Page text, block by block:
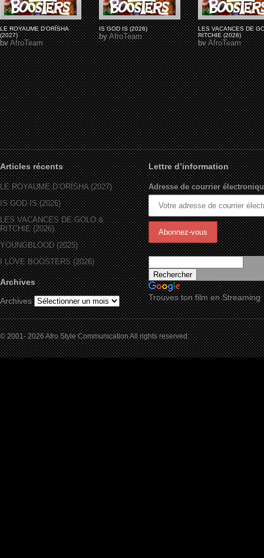
LE ROYAUME D'ORÏSHA
(2027)
byAfroTeam
IS GOD IS (2026)
byAfroTeam
LES VACANCES DE
RITCHIE (2026)
byAfroTeam
Articles récents
LE ROYAUME D’ORÏSHA (2027)
IS GOD IS (2026)
LES VACANCES DE GOLO &
RITCHIE (2026)
YOUNGBLOOD (2025)
I LOVE BOOSTERS (2026)
Archives
Archives
Lettre d’information
Adresse de courrier
Trouves ton film en Streaming
© 2001- 2026 Afro Style Communication All rights reserved.